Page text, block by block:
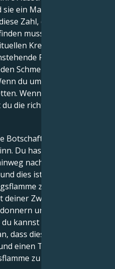
ein Magnet für
Zahl, die sagt, dass du
musst. Du wirst die
Kreisen finden. Man
Person auf der
Schmerz und jede
du um Hilfe rufst, wird
Wenn du deinem
die richtigen
Botschaft über die
Du hast offensichtlich
nach deiner
dies ist ein perfekter
zu treffen. Bei
Zwillingsflamme
und blitzen, eure
kannst es fühlen.
dass dies deine größte
einen Traum vom
zu erschaffen.